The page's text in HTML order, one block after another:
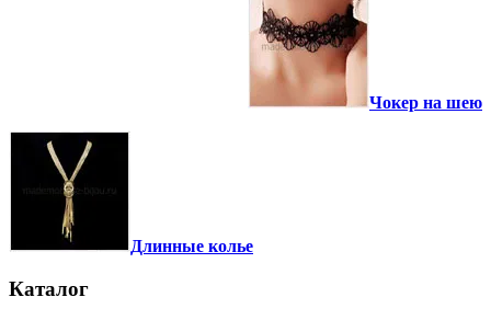
Чокер на шею
Длинные колье
Каталог